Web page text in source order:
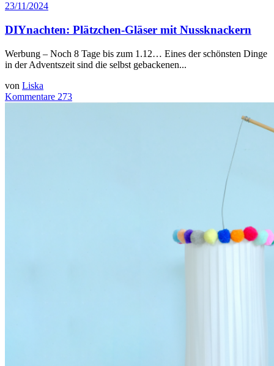
23/11/2024
DIYnachten: Plätzchen-Gläser mit Nussknackern
Werbung – Noch 8 Tage bis zum 1.12… Eines der schönsten Dinge
in der Adventszeit sind die selbst gebackenen...
von Liska
Kommentare 273